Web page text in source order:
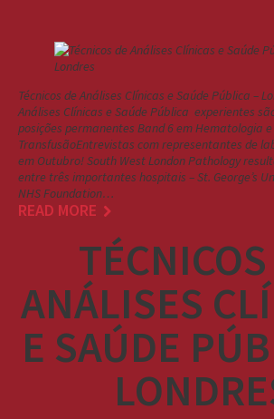
Técnicos de Análises Clínicas e Saúde Pública –
Análises Clínicas e Saúde Pública experientes
posições permanentes Band 6 em Hematologia e
TransfusãoEntrevistas com representantes de
em Outubro! South West London Pathology
entre três importantes hospitais – St. George’s
NHS Foundation…
READ MORE
ANÁLISES
E SAÚDE